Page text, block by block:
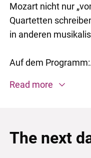
Mozart nicht nur
Quartetten
in anderen
Auf dem
Read more
The next